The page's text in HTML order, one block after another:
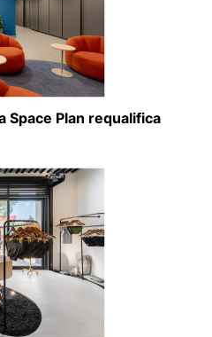
Plan requalifica